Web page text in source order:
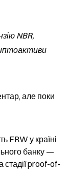
NBR,
але поки
FRW у країні
банку —
стадії proof-of-